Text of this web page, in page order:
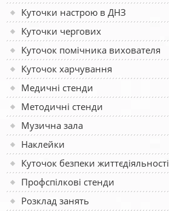
Куточки настрою в ДНЗ
Куточки чергових
Куточок помічника вихователя
Куточок харчування
Медичні стенди
Методичні стенди
Музична зала
Наклейки
Куточок безпеки життєдіяльності
Профспілкові стенди
Розклад занять